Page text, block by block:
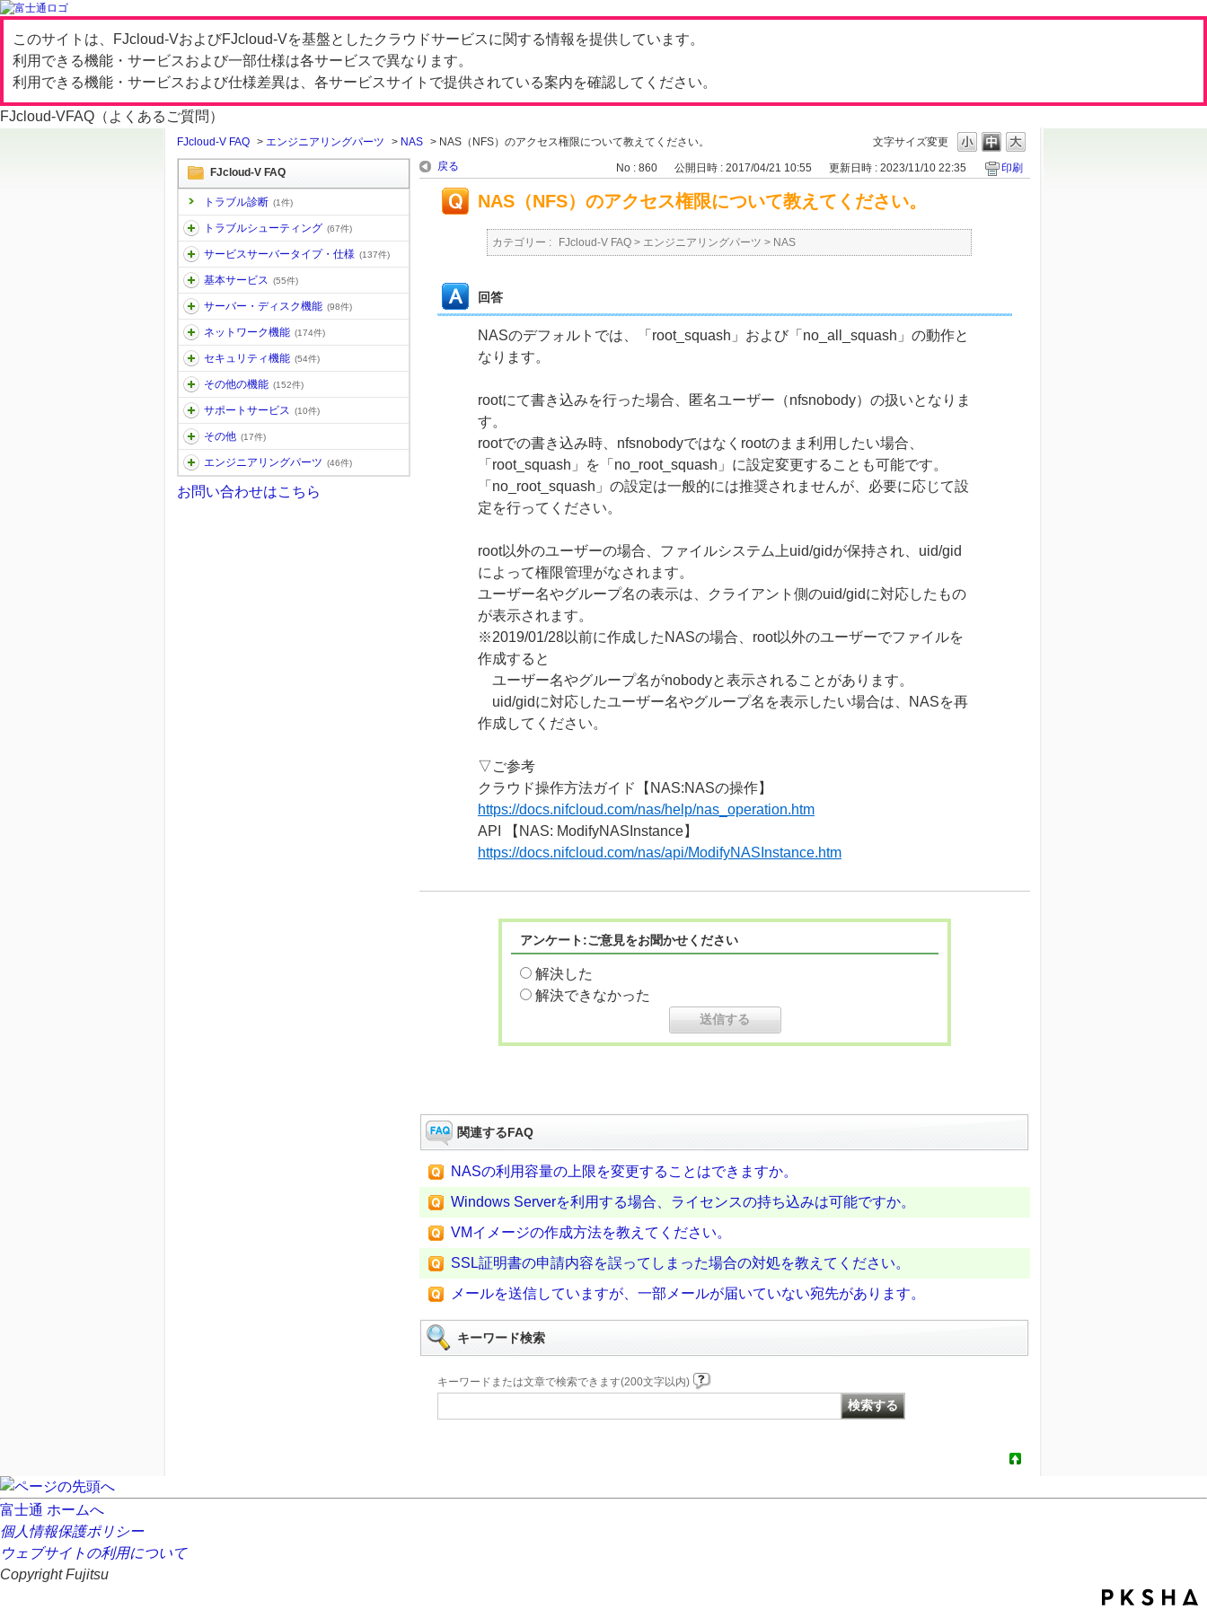
このサイトは、FJcloud-VおよびFJcloud-Vを基盤としたクラウドサービスに関する情報を提供しています。
利用できる機能・サービスおよび一部仕様は各サービスで異なります。
利用できる機能・サービスおよび仕様差異は、各サービスサイトで提供されている案内を確認してください。
FJcloud-VFAQ（よくあるご質問）
文字サイズ変更
FJcloud-V FAQ > エンジニアリングパーツ > NAS > NAS（NFS）のアクセス権限について教えてください。
FJcloud-V FAQ
トラブル診断 (1件)
トラブルシューティング (67件)
サービスサーバータイプ・仕様 (137件)
基本サービス (55件)
サーバー・ディスク機能 (98件)
ネットワーク機能 (174件)
セキュリティ機能 (54件)
その他の機能 (152件)
サポートサービス (10件)
その他 (17件)
エンジニアリングパーツ (46件)
お問い合わせはこちら
戻る No : 860 公開日時 : 2017/04/21 10:55 更新日時 : 2023/11/10 22:35 印刷
NAS（NFS）のアクセス権限について教えてください。
カテゴリー : FJcloud-V FAQ > エンジニアリングパーツ > NAS
回答
NASのデフォルトでは、「root_squash」および「no_all_squash」の動作と
なります。
rootにて書き込みを行った場合、匿名ユーザー（nfsnobody）の扱いとなりま
す。
rootでの書き込み時、nfsnobodyではなくrootのまま利用したい場合、
「root_squash」を「no_root_squash」に設定変更することも可能です。
「no_root_squash」の設定は一般的には推奨されませんが、必要に応じて設
定を行ってください。
root以外のユーザーの場合、ファイルシステム上uid/gidが保持され、uid/gid
によって権限管理がなされます。
ユーザー名やグループ名の表示は、クライアント側のuid/gidに対応したもの
が表示されます。
※2019/01/28以前に作成したNASの場合、root以外のユーザーでファイルを
作成すると
ユーザー名やグループ名がnobodyと表示されることがあります。
uid/gidに対応したユーザー名やグループ名を表示したい場合は、NASを再
作成してください。
▽ご参考
クラウド操作方法ガイド【NAS:NASの操作】
https://docs.nifcloud.com/nas/help/nas_operation.htm
API 【NAS: ModifyNASInstance】
https://docs.nifcloud.com/nas/api/ModifyNASInstance.htm
アンケート:ご意見をお聞かせください
解決した
解決できなかった
関連するFAQ
NASの利用容量の上限を変更することはできますか。
Windows Serverを利用する場合、ライセンスの持ち込みは可能ですか。
VMイメージの作成方法を教えてください。
SSL証明書の申請内容を誤ってしまった場合の対処を教えてください。
メールを送信していますが、一部メールが届いていない宛先があります。
キーワード検索
キーワードまたは文章で検索できます(200文字以内)
富士通 ホームへ
個人情報保護ポリシー
ウェブサイトの利用について
Copyright Fujitsu